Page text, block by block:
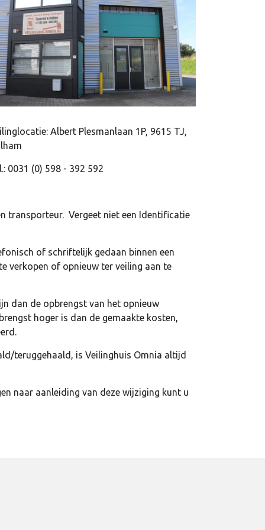
Albert Plesmanlaan 1P, 9615 TJ,
0031 (0) 598 - 392 592
transporteur. Vergeet niet een Identificatie
of schriftelijk gedaan binnen een
verkopen of opnieuw ter veiling aan te
dan de opbrengst van het opnieuw
hoger is dan de gemaakte kosten,
teruggehaald, is Veilinghuis Omnia altijd
naar aanleiding van deze wijziging kunt u